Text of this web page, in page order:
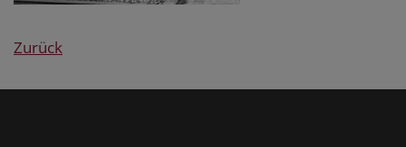
Zurück